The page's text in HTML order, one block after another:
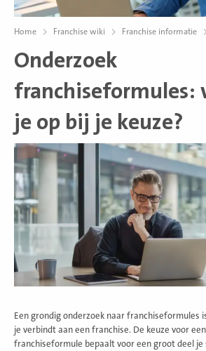
Home Franchise wiki Franchise informatie
Onderzoek
franchiseformules:
je op bij je keuze?
Een grondig onderzoek naar franchiseformules
je verbindt aan een franchise. De keuze voor
franchiseformule bepaalt voor een groot deel je